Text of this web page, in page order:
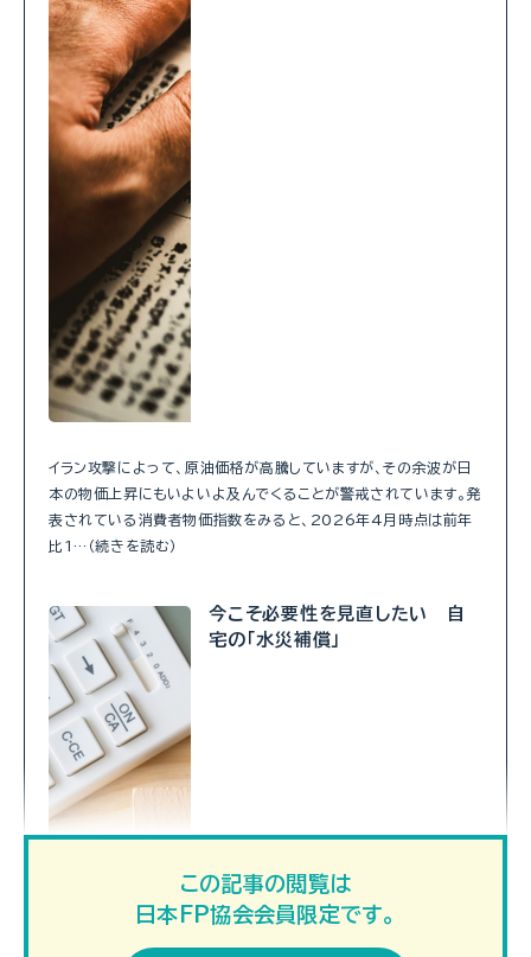
イラン攻撃によって、原油価格が高騰していますが、その余波が日
本の物価上昇にもいよいよ及んでくることが警戒されています。発
表されている消費者物価指数をみると、2026年4月時点は前年
比1…（続きを読む）
今こそ必要性を見直したい 自
宅の「水災補償」
この記事の閲覧は
日本FP協会会員限定です。